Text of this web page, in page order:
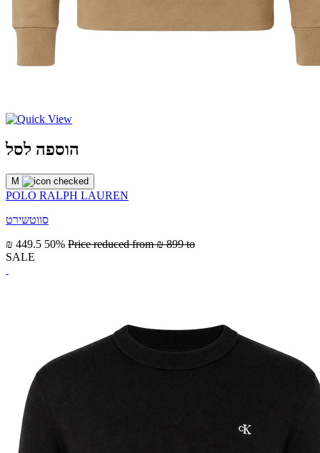
הוספה לסל
M
POLO RALPH LAUREN
סווטשירט
₪ 449.5 50% Price reduced from₪ 899 to
SALE